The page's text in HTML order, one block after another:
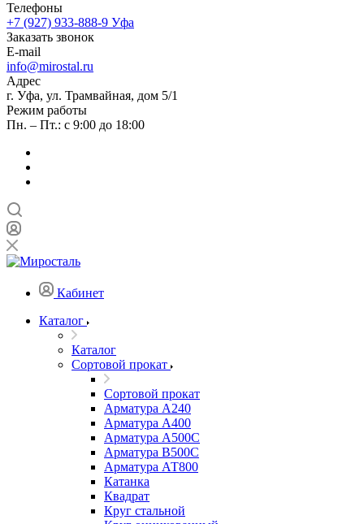
Телефоны
+7 (927) 933-888-9 Уфа
Заказать звонок
E-mail
info@mirostal.ru
Адрес
г. Уфа, ул. Трамвайная, дом 5/1
Режим работы
Пн. – Пт.: с 9:00 до 18:00
Кабинет
Каталог
Каталог
Сортовой прокат
Сортовой прокат
Арматура А240
Арматура А400
Арматура А500C
Арматура В500С
Арматура АТ800
Катанка
Квадрат
Круг стальной